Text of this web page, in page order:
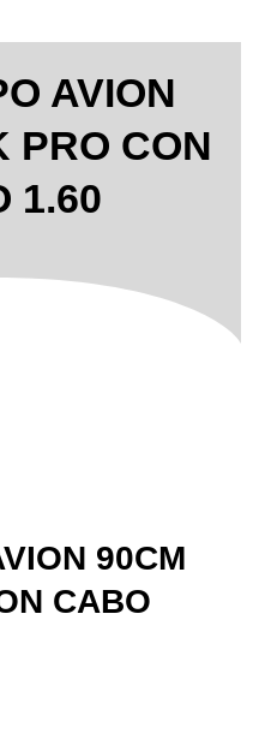
AVION
PRO CON
1.60
90CM
CABO